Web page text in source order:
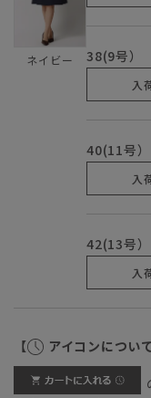
ネイビー 38(9号）
入
40(11号）
入
42(13号）
入
【 アイコンについて